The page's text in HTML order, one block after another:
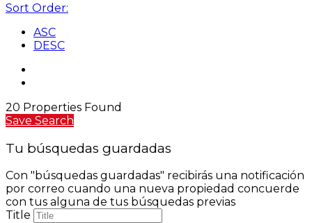
Sort Order:
ASC
DESC
20 Properties Found
Save Search
Tu búsquedas guardadas
Con "búsquedas guardadas" recibirás una notificación
por correo cuando una nueva propiedad concuerde
con tus alguna de tus búsquedas previas
Title